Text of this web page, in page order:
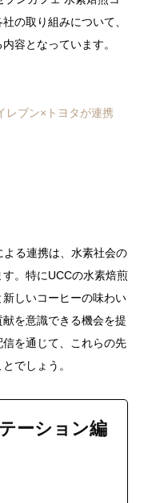
の取り組みについて、
容となっています。
レブン×トヨタが連携
る連携は、水素社会の
。特にUCCの水素焙煎
しいコーヒーの味わい
を意識できる機会を提
を通じて、これらの先
でしょう。
ーション編